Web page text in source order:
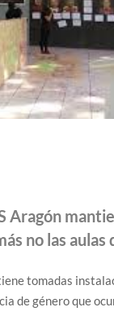
Aragón
no las
tomadas
de género que